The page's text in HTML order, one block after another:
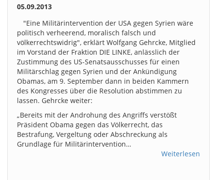
05.09.2013
"Eine Militärintervention der USA gegen Syrien wäre
politisch verheerend, moralisch falsch und
völkerrechtswidrig", erklärt Wolfgang Gehrcke, Mitglied
im Vorstand der Fraktion DIE LINKE, anlässlich der
Zustimmung des US-Senatsausschusses für einen
Militärschlag gegen Syrien und der Ankündigung
Obamas, am 9. September dann in beiden Kammern
des Kongresses über die Resolution abstimmen zu
lassen. Gehrcke weiter:
„Bereits mit der Androhung des Angriffs verstößt
Präsident Obama gegen das Völkerrecht, das
Bestrafung, Vergeltung oder Abschreckung als
Grundlage für Militärintervention…
Weiterlesen